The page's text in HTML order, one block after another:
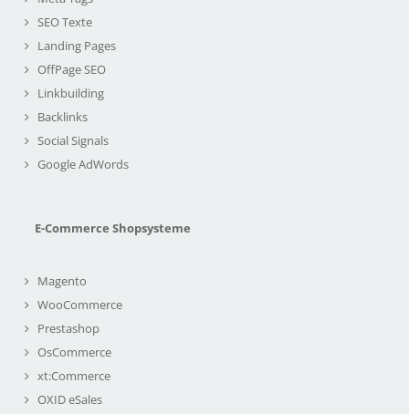
SEO Texte
Landing Pages
OffPage SEO
Linkbuilding
Backlinks
Social Signals
Google AdWords
E-Commerce Shopsysteme
Magento
WooCommerce
Prestashop
OsCommerce
xt:Commerce
OXID eSales